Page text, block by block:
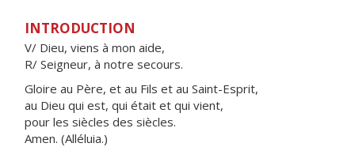
INTRODUCTION
V/ Dieu, viens à mon aide,
R/ Seigneur, à notre secours.
Gloire au Père, et au Fils et au Saint-Esprit,
au Dieu qui est, qui était et qui vient,
pour les siècles des siècles.
Amen. (Alléluia.)